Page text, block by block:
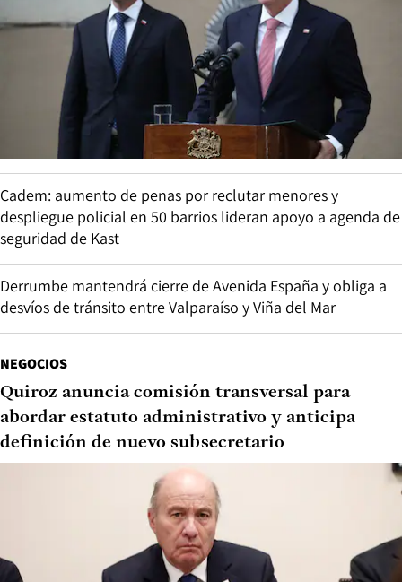
Cadem: aumento de penas por reclutar menores y
despliegue policial en 50 barrios lideran apoyo a agenda de
seguridad de Kast
Derrumbe mantendrá cierre de Avenida España y obliga a
desvíos de tránsito entre Valparaíso y Viña del Mar
NEGOCIOS
Quiroz anuncia comisión transversal para
abordar estatuto administrativo y anticipa
definición de nuevo subsecretario